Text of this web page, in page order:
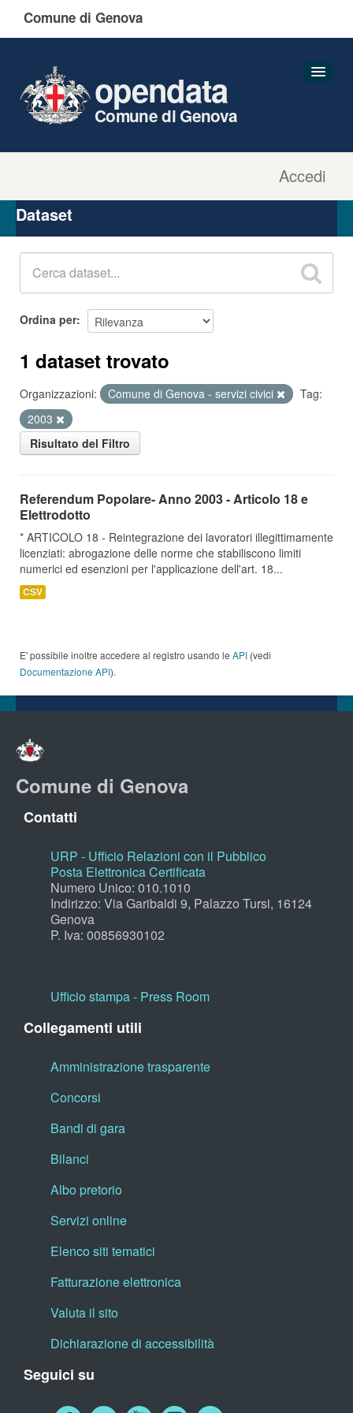
Comune di Genova
Accedi
opendata
Comune di Genova
Organizzazioni
Gruppi
Dataset
Ordina per
1 dataset trovato
Organizzazioni: Comune di Genova - servizi civici
Tag:
2003
Risultato del Filtro
Referendum Popolare- Anno 2003 - Articolo 18 e
Elettrodotto
* ARTICOLO 18 - Reintegrazione dei lavoratori illegittimamente
licenziati: abrogazione delle norme che stabiliscono limiti
numerici ed esenzioni per l'applicazione dell'art. 18...
CSV
E' possibile inoltre accedere al registro usando le API (vedi
Documentazione API).
Comune di Genova
Contatti
URP - Ufficio Relazioni con il Pubblico
Posta Elettronica Certificata
Numero Unico: 010.1010
Indirizzo: Via Garibaldi 9, Palazzo Tursi, 16124
Genova
P. Iva: 00856930102
Ufficio stampa - Press Room
Collegamenti utili
Amministrazione trasparente
Concorsi
Bandi di gara
Bilanci
Albo pretorio
Servizi online
Elenco siti tematici
Fatturazione elettronica
Valuta il sito
Dichiarazione di accessibilità
Seguici su